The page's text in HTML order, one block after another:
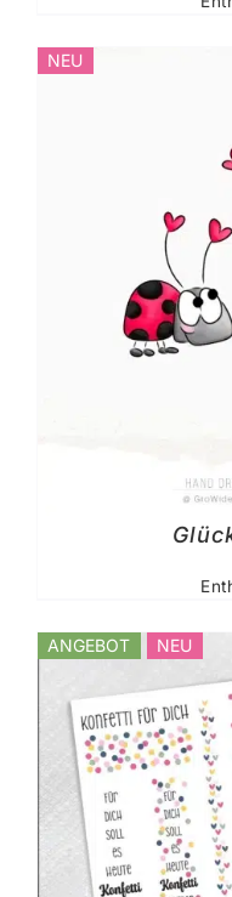
NEU
ANGEBOT NEU